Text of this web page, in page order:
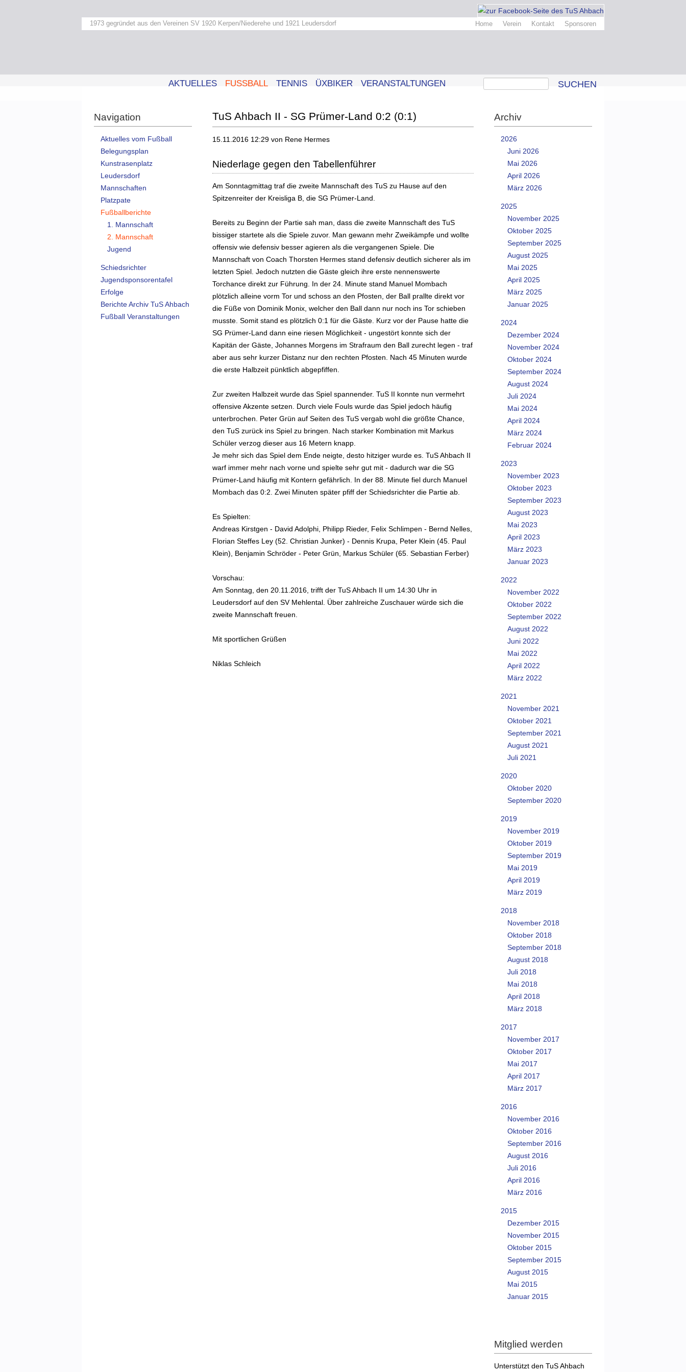
1973 gegründet aus den Vereinen SV 1920 Kerpen/Niederehe und 1921 Leudersdorf Home Verein Kontakt Sponsoren
AKTUELLES FUSSBALL TENNIS ÜXBIKER VERANSTALTUNGEN SUCHEN
TuS Ahbach II - SG Prümer-Land 0:2 (0:1)
15.11.2016 12:29 von Rene Hermes
Niederlage gegen den Tabellenführer
Am Sonntagmittag traf die zweite Mannschaft des TuS zu Hause auf den
Spitzenreiter der Kreisliga B, die SG Prümer-Land.
Bereits zu Beginn der Partie sah man, dass die zweite Mannschaft des TuS
bissiger startete als die Spiele zuvor. Man gewann mehr Zweikämpfe und wollte
offensiv wie defensiv besser agieren als die vergangenen Spiele. Die
Mannschaft von Coach Thorsten Hermes stand defensiv deutlich sicherer als im
letzten Spiel. Jedoch nutzten die Gäste gleich ihre erste nennenswerte
Torchance direkt zur Führung. In der 24. Minute stand Manuel Mombach
plötzlich alleine vorm Tor und schoss an den Pfosten, der Ball prallte direkt vor
die Füße von Dominik Monix, welcher den Ball dann nur noch ins Tor schieben
musste. Somit stand es plötzlich 0:1 für die Gäste. Kurz vor der Pause hatte die
SG Prümer-Land dann eine riesen Möglichkeit - ungestört konnte sich der
Kapitän der Gäste, Johannes Morgens im Strafraum den Ball zurecht legen - traf
aber aus sehr kurzer Distanz nur den rechten Pfosten. Nach 45 Minuten wurde
die erste Halbzeit pünktlich abgepfiffen.
Zur zweiten Halbzeit wurde das Spiel spannender. TuS II konnte nun vermehrt
offensive Akzente setzen. Durch viele Fouls wurde das Spiel jedoch häufig
unterbrochen. Peter Grün auf Seiten des TuS vergab wohl die größte Chance,
den TuS zurück ins Spiel zu bringen. Nach starker Kombination mit Markus
Schüler verzog dieser aus 16 Metern knapp.
Je mehr sich das Spiel dem Ende neigte, desto hitziger wurde es. TuS Ahbach II
warf immer mehr nach vorne und spielte sehr gut mit - dadurch war die SG
Prümer-Land häufig mit Kontern gefährlich. In der 88. Minute fiel durch Manuel
Mombach das 0:2. Zwei Minuten später pfiff der Schiedsrichter die Partie ab.
Es Spielten:
Andreas Kirstgen - David Adolphi, Philipp Rieder, Felix Schlimpen - Bernd Nelles,
Florian Steffes Ley (52. Christian Junker) - Dennis Krupa, Peter Klein (45. Paul
Klein), Benjamin Schröder - Peter Grün, Markus Schüler (65. Sebastian Ferber)
Vorschau:
Am Sonntag, den 20.11.2016, trifft der TuS Ahbach II um 14:30 Uhr in
Leudersdorf auf den SV Mehlental. Über zahlreiche Zuschauer würde sich die
zweite Mannschaft freuen.
Mit sportlichen Grüßen
Niklas Schleich
Navigation
Aktuelles vom Fußball
Belegungsplan
Kunstrasenplatz
Leudersdorf
Mannschaften
Platzpate
Fußballberichte
1. Mannschaft
2. Mannschaft
Jugend
Schiedsrichter
Jugendsponsorentafel
Erfolge
Berichte Archiv TuS Ahbach
Fußball Veranstaltungen
Archiv
2026
Juni 2026
Mai 2026
April 2026
März 2026
2025
November 2025
Oktober 2025
September 2025
August 2025
Mai 2025
April 2025
März 2025
Januar 2025
2024
Dezember 2024
November 2024
Oktober 2024
September 2024
August 2024
Juli 2024
Mai 2024
April 2024
März 2024
Februar 2024
2023
November 2023
Oktober 2023
September 2023
August 2023
Mai 2023
April 2023
März 2023
Januar 2023
2022
November 2022
Oktober 2022
September 2022
August 2022
Juni 2022
Mai 2022
April 2022
März 2022
2021
November 2021
Oktober 2021
September 2021
August 2021
Juli 2021
2020
Oktober 2020
September 2020
2019
November 2019
Oktober 2019
September 2019
Mai 2019
April 2019
März 2019
2018
November 2018
Oktober 2018
September 2018
August 2018
Juli 2018
Mai 2018
April 2018
März 2018
2017
November 2017
Oktober 2017
Mai 2017
April 2017
März 2017
2016
November 2016
Oktober 2016
September 2016
August 2016
Juli 2016
April 2016
März 2016
2015
Dezember 2015
November 2015
Oktober 2015
September 2015
August 2015
Mai 2015
Januar 2015
Mitglied werden
Unterstützt den TuS Ahbach